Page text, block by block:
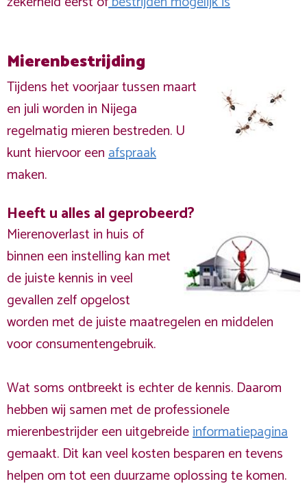
Mierenbestrijding
Tijdens het voorjaar tussen maart
en juli worden in Nijega
regelmatig mieren bestreden. U
kunt hiervoor eenafspraak
maken.
Heeft u alles al geprobeerd?
Mierenoverlast in huis of
binnen een instelling kan met
de juiste kennis in veel
gevallen zelf opgelost
worden met de juiste maatregelen en middelen
voor consumentengebruik.
Wat soms ontbreekt is echter de kennis. Daarom
hebben wij samen met de professionele
mierenbestrijder een uitgebreideinformatiepagina
gemaakt. Dit kan veel kosten besparen en tevens
helpen om tot een duurzame oplossing te komen.